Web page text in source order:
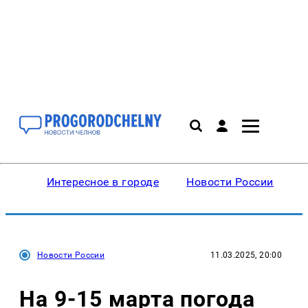
Интересное в городе Новости России
Новости России 11.03.2025, 20:00
На 9-15 марта погода